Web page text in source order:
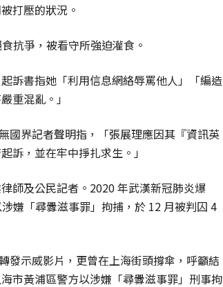
打壓的狀況。
抗爭，被看守所強迫灌食。
訴書指她「利用信息網絡辱罵他人」「編造
重混亂。」
國界記者聲明指，「張展理應因其『資訊英
訴，並在牢中掙扎求生。」
師及公民記者。2020 年武漢新冠肺炎爆
嫌「尋釁滋事罪」拘捕，於 12 月被判囚 4
發示威影片，更曾在上海街頭撐傘，呼籲結
市黃浦區警方以涉嫌「尋釁滋事罪」刑事拘